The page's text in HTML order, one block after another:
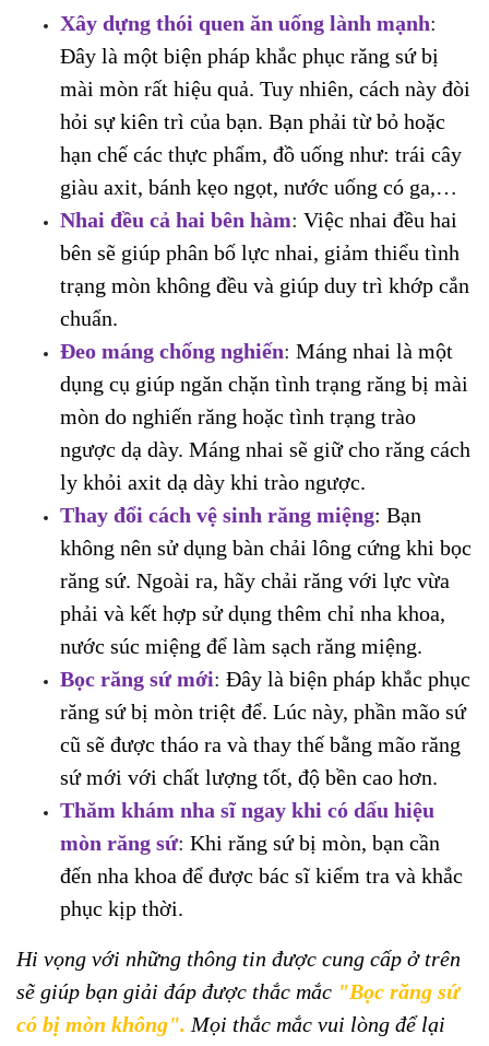
Xây dựng thói quen ăn uống lành mạnh:
Đây là một biện pháp khắc phục răng sứ bị
mài mòn rất hiệu quả. Tuy nhiên, cách này đòi
hỏi sự kiên trì của bạn. Bạn phải từ bỏ hoặc
hạn chế các thực phẩm, đồ uống như: trái cây
giàu axit, bánh kẹo ngọt, nước uống có ga,…
Nhai đều cả hai bên hàm: Việc nhai đều hai
bên sẽ giúp phân bố lực nhai, giảm thiểu tình
trạng mòn không đều và giúp duy trì khớp cắn
chuẩn.
Đeo máng chống nghiến: Máng nhai là một
dụng cụ giúp ngăn chặn tình trạng răng bị mài
mòn do nghiến răng hoặc tình trạng trào
ngược dạ dày. Máng nhai sẽ giữ cho răng cách
ly khỏi axit dạ dày khi trào ngược.
Thay đổi cách vệ sinh răng miệng: Bạn
không nên sử dụng bàn chải lông cứng khi bọc
răng sứ. Ngoài ra, hãy chải răng với lực vừa
phải và kết hợp sử dụng thêm chỉ nha khoa,
nước súc miệng để làm sạch răng miệng.
Bọc răng sứ mới: Đây là biện pháp khắc phục
răng sứ bị mòn triệt để. Lúc này, phần mão sứ
cũ sẽ được tháo ra và thay thế bằng mão răng
sứ mới với chất lượng tốt, độ bền cao hơn.
Thăm khám nha sĩ ngay khi có dấu hiệu
mòn răng sứ: Khi răng sứ bị mòn, bạn cần
đến nha khoa để được bác sĩ kiểm tra và khắc
phục kịp thời.
Hi vọng với những thông tin được cung cấp ở trên
sẽ giúp bạn giải đáp được thắc mắc "Bọc răng sứ
có bị mòn không". Mọi thắc mắc vui lòng để lại